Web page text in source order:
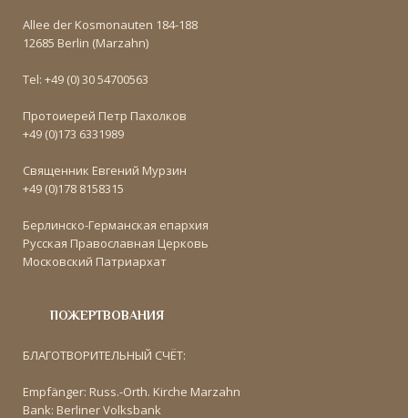
Allee der Kosmonauten 184-188
12685 Berlin (Marzahn)
Tel: +49 (0) 30 54700563
Протоиерей Петр Пахолков
+49 (0)173 6331989
Священник Евгений Мурзин
+49 (0)178 8158315
Берлинско-Германская епархия
Русская Православная Церковь
Московский Патриархат
ПОЖЕРТВОВАНИЯ
БЛАГОТВОРИТЕЛЬНЫЙ СЧЁТ:
Empfänger: Russ.-Orth. Kirche Marzahn
Bank: Berliner Volksbank